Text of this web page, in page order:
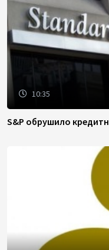
10:35
S&P обрушило